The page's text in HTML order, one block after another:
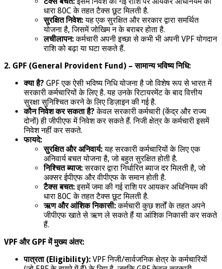
धारा 80C के तहत टैक्स छूट मिलती है.
सुरक्षित निवेश:यह एक सुरक्षित और सरकार द्वारा समर्थित
योजना है, जिसमें जोखिम न के बराबर होता है.
लचीलापन:कर्मचारी अपनी इच्छा से कभी भी अपनी VPF योगदान
राशि को बढ़ा या घटा सकते हैं.
2. GPF (General Provident Fund) – सामान्य भविष्य निधि:
क्या है? GPF एक ऐसी भविष्य निधि योजना है जो विशेष रूप से भारत में
सरकारी कर्मचारियों के लिए है. यह उनके रिटायरमेंट के बाद वित्तीय
सुरक्षा सुनिश्चित करने के लिए डिज़ाइन की गई है.
कौन निवेश कर सकता है? केवल सरकारी कर्मचारी (केंद्र और राज्य
दोनों) ही जीपीएफ में निवेश कर सकते हैं. निजी क्षेत्र के कर्मचारी इसमें
निवेश नहीं कर सकते.
फायदे:
सुरक्षित और अनिवार्य:यह सरकारी कर्मचारियों के लिए एक
अनिवार्य बचत योजना है, जो बहुत सुरक्षित होती है.
निश्चित ब्याज:सरकार द्वारा निर्धारित ब्याज दर मिलती है, जो
अक्सर ईपीएफ और वीपीएफ के समान होती है.
टैक्स बचत:इसमें जमा की गई राशि पर आयकर अधिनियम की
धारा 80C के तहत टैक्स छूट मिलती है.
ऋण और आंशिक निकासी:कर्मचारी कुछ शर्तों के तहत अपने
जीपीएफ खाते से ऋण ले सकते हैं या आंशिक निकासी कर सकते
हैं.
VPF और GPF में मुख्य अंतर:
पात्रता (Eligibility): VPF निजी/सार्वजनिक क्षेत्र के कर्मचारियों